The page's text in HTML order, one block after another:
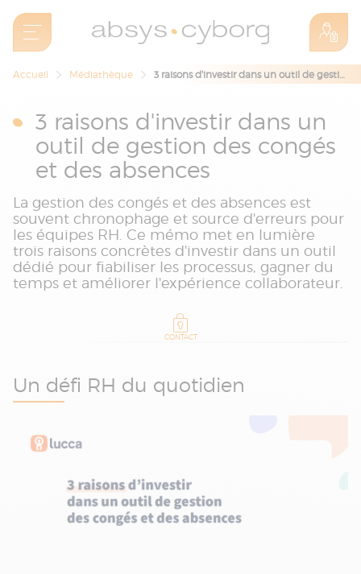
Accueil Médiathèque 3 raisons d'investir dans un outil de gestion des congés et des absences
3 raisons d'investir dans un
outil de gestion des congés
et des absences
La gestion des congés et des absences est
souvent chronophage et source d'erreurs pour
les équipes RH. Ce mémo met en lumière
trois raisons concrètes d'investir dans un outil
dédié pour fiabiliser les processus, gagner du
temps et améliorer l'expérience collaborateur.
CONTACT
Un défi RH du quotidien